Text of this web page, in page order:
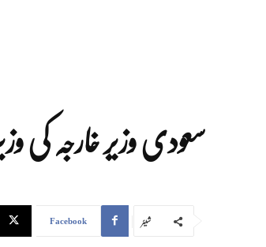
سعودی وزیر خارجہ کی
شیئر Facebook